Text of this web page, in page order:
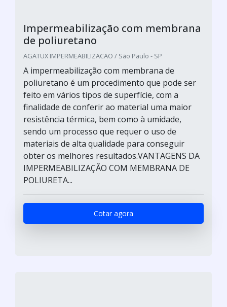
Impermeabilização com membrana
de poliuretano
AGATUX IMPERMEABILIZACAO / São Paulo - SP
A impermeabilização com membrana de
poliuretano é um procedimento que pode ser
feito em vários tipos de superfície, com a
finalidade de conferir ao material uma maior
resistência térmica, bem como à umidade,
sendo um processo que requer o uso de
materiais de alta qualidade para conseguir
obter os melhores resultados.VANTAGENS DA
IMPERMEABILIZAÇÃO COM MEMBRANA DE
POLIURETA...
Cotar agora